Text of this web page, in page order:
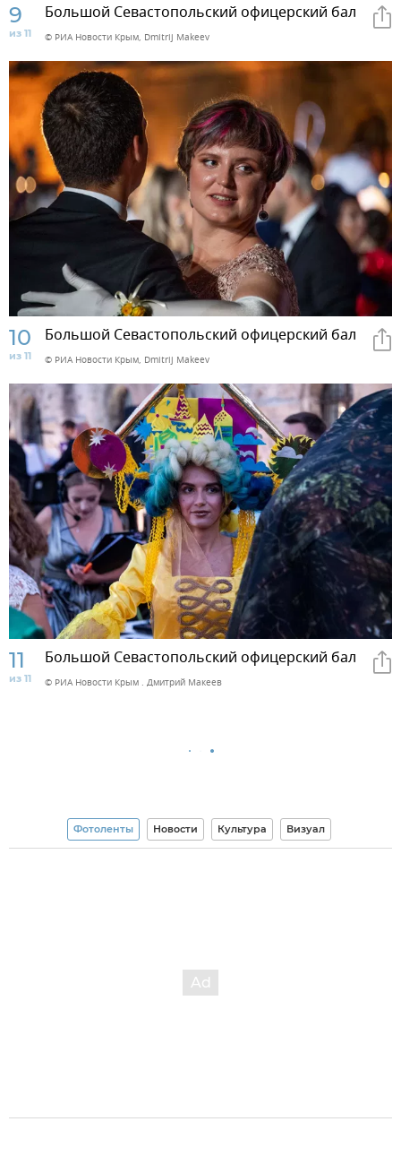
9
из 11
Большой Севастопольский офицерский бал
© РИА Новости Крым, Dmitrij Makeev
10
из 11
Большой Севастопольский офицерский бал
© РИА Новости Крым, Dmitrij Makeev
11
из 11
Большой Севастопольский офицерский бал
© РИА Новости Крым . Дмитрий Макеев
Фотоленты Новости Культура Визуал